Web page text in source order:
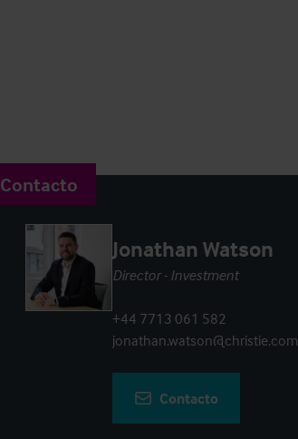
Contacto
Jonathan Watson
Director - Investment
+44 7713 061 582
jonathan.watson@christie.com
Contacto